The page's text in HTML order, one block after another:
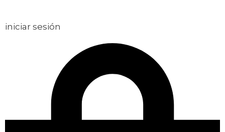
iniciar sesión